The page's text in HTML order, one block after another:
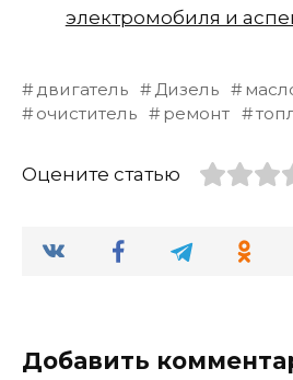
электромобиля и
двигатель Дизель
очиститель
ремонт
Оцените статью
Добавить